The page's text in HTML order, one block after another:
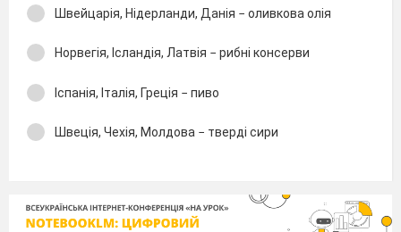
Швейцарія, Нідерланди, Данія − оливкова олія
Норвегія, Ісландія, Латвія − рибні консерви
Іспанія, Італія, Греція − пиво
Швеція, Чехія, Молдова − тверді сири